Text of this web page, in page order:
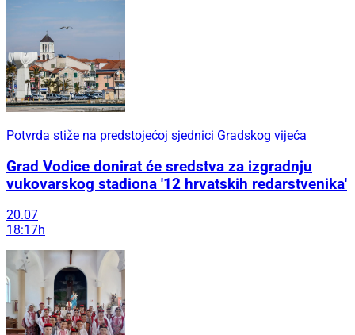
Potvrda stiže na predstojećoj sjednici Gradskog vijeća
Grad Vodice donirat će sredstva za izgradnju
vukovarskog stadiona '12 hrvatskih redarstvenika'
20.07
18:17h